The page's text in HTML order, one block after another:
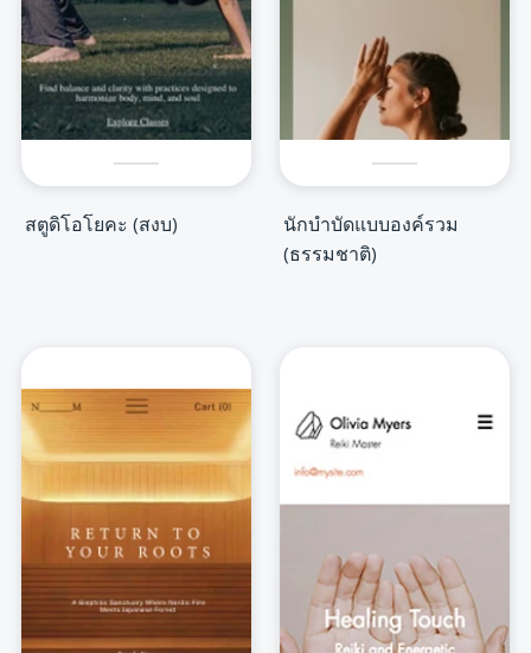
สตูดิโอโยคะ (สงบ)
นักบำบัดแบบองค์รวม
(ธรรมชาติ)